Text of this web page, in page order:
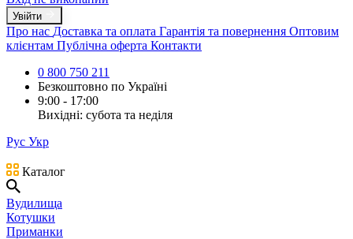
Увійти
Про нас Доставка та оплата Гарантія та повернення Оптовим
клієнтам Публічна оферта Контакти
0 800 750 211
Безкоштовно по Україні
9:00 - 17:00
Вихідні: субота та неділя
Рус Укр
Каталог
Вудилища
Котушки
Приманки